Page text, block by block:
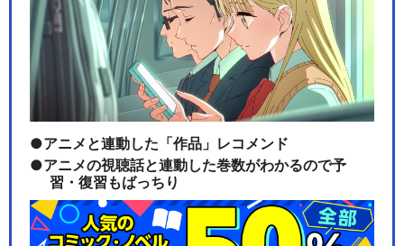
アニメと連動した「作品」レコメンド
アニメの視聴話と連動した巻数がわかるので予
習・復習もばっちり